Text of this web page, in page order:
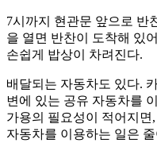
7시까지 현관문 앞으로 반
을 열면 반찬이 도착해 있
손쉽게 밥상이 차려진다.
배달되는 자동차도 있다.
변에 있는 공유 자동차를
가용의 필요성이 적어지
자동차를 이용하는 일은